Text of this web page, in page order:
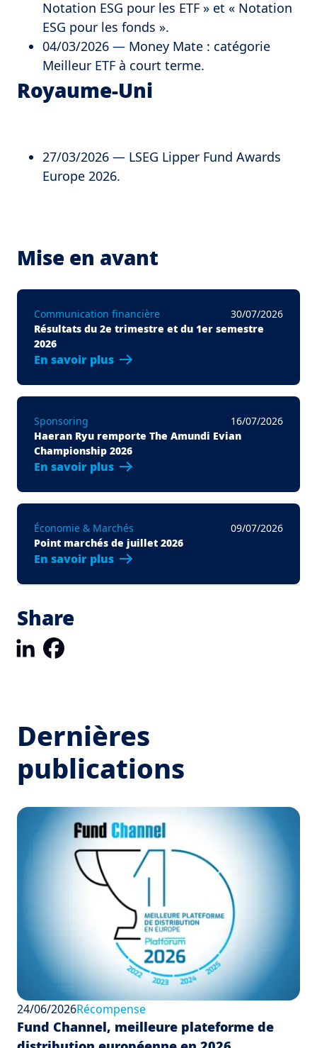
Notation ESG pour les ETF » et « Notation
ESG pour les fonds ».
04/03/2026 — Money Mate : catégorie
Meilleur ETF à court terme.
Royaume-Uni
27/03/2026 — LSEG Lipper Fund Awards
Europe 2026.
Mise en avant
Communication financière
30/07/2026
Résultats du 2e trimestre et du 1er semestre
2026
En savoir plus
Sponsoring
16/07/2026
Haeran Ryu remporte The Amundi Evian
Championship 2026
En savoir plus
Économie & Marchés
09/07/2026
Point marchés de juillet 2026
En savoir plus
Share
LinkedIn
Dernières
publications
24/06/2026Récompense
Fund Channel, meilleure plateforme de